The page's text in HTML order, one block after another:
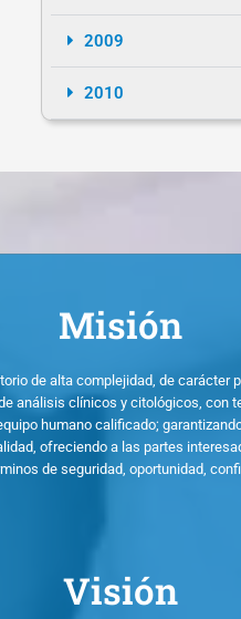
2009
2010
Misión
de alta complejidad, de carácter
análisis clínicos y citológicos, con
humano calificado;
ofreciendo a las partes
de seguridad, oportunidad,
Visión